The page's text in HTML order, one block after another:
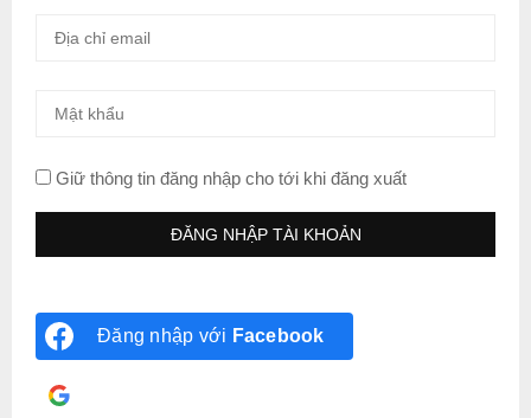
Giữ thông tin đăng nhập cho tới khi đăng xuất
Đăng nhập với Facebook